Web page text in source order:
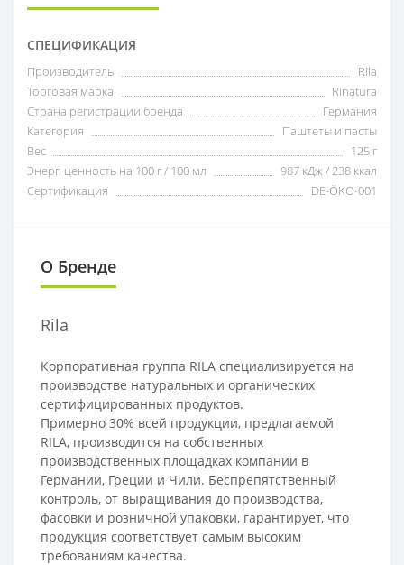
СПЕЦИФИКАЦИЯ
Производитель
Rila
Торговая марка
Rinatura
Страна регистрации бренда
Германия
Категория
Паштеты и пасты
Вес
125 г
Энерг. ценность на 100 г / 100 мл
987 кДж / 238 ккал
Сертификация
DE-ÖKO-001
О Бренде
Rila
Корпоративная группа RILA специализируется на
производстве натуральных и органических
сертифицированных продуктов.
Примерно 30% всей продукции, предлагаемой
RILA, производится на собственных
производственных площадках компании в
Германии, Греции и Чили. Беспрепятственный
контроль, от выращивания до производства,
фасовки и розничной упаковки, гарантирует, что
продукция соответствует самым высоким
требованиям качества.